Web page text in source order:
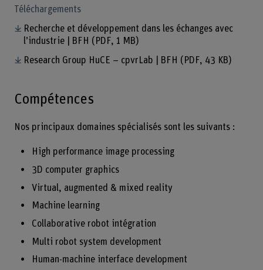
Téléchargements
Recherche et développement dans les échanges avec
l’industrie | BFH (PDF, 1 MB)
Research Group HuCE – cpvrLab | BFH (PDF, 43 KB)
Compétences
Nos principaux domaines spécialisés sont les suivants :
High performance image processing
3D computer graphics
Virtual, augmented & mixed reality
Machine learning
Collaborative robot intégration
Multi robot system development
Human-machine interface development